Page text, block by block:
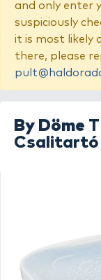
and only enter
suspiciously
it is most likely
there, please
By Döme
Csalitartó